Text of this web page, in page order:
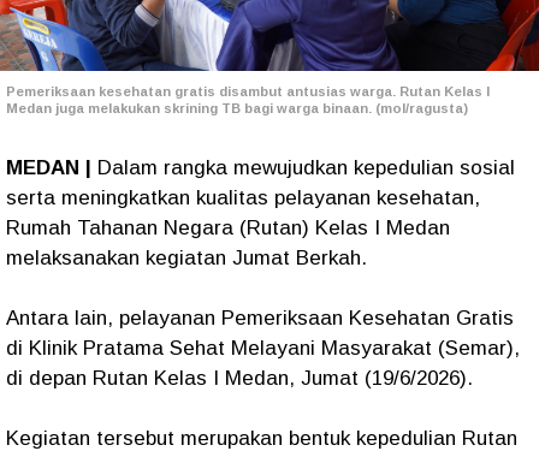
Pemeriksaan kesehatan gratis disambut antusias warga. Rutan Kelas I
Medan juga melakukan skrining TB bagi warga binaan. (mol/ragusta)
MEDAN | Dalam rangka mewujudkan kepedulian sosial
serta meningkatkan kualitas pelayanan kesehatan,
Rumah Tahanan Negara (Rutan) Kelas I Medan
melaksanakan kegiatan Jumat Berkah.
Antara lain, pelayanan Pemeriksaan Kesehatan Gratis
di Klinik Pratama Sehat Melayani Masyarakat (Semar),
di depan Rutan Kelas I Medan, Jumat (19/6/2026).
Kegiatan tersebut merupakan bentuk kepedulian Rutan